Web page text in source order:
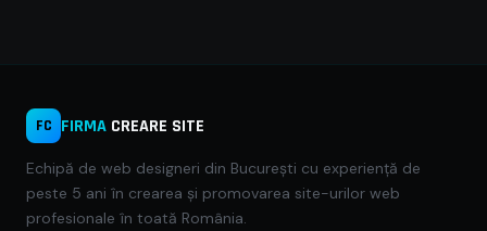
FC FIRMA CREARE SITE
Echipă de web designeri din București cu experiență de
peste 5 ani în crearea și promovarea site-urilor web
profesionale în toată România.